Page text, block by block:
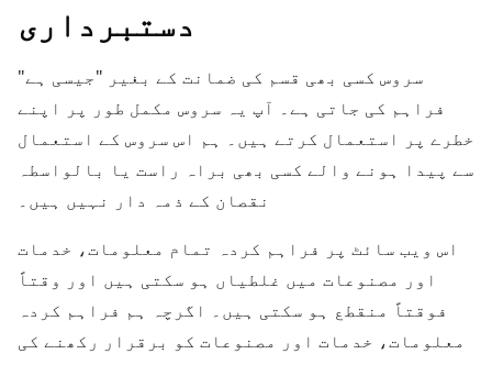
دستبرداری
سروس کسی بھی قسم کی ضمانت کے بغیر "جیسی ہے"
فراہم کی جاتی ہے۔ آپ یہ سروس مکمل طور پر اپنے
خطرے پر استعمال کرتے ہیں۔ ہم اس سروس کے استعمال
سے پیدا ہونے والے کسی بھی براہ راست یا بالواسطہ
نقصان کے ذمہ دار نہیں ہیں۔
اس ویب سائٹ پر فراہم کردہ تمام معلومات، خدمات
اور مصنوعات میں غلطیاں ہو سکتی ہیں اور وقتاً
فوقتاً منقطع ہو سکتی ہیں۔ اگرچہ ہم فراہم کردہ
معلومات، خدمات اور مصنوعات کو برقرار رکھنے کی